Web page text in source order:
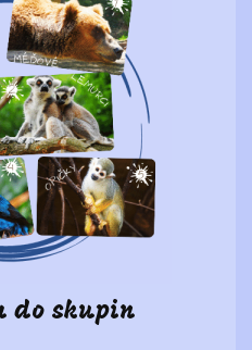
do skupin